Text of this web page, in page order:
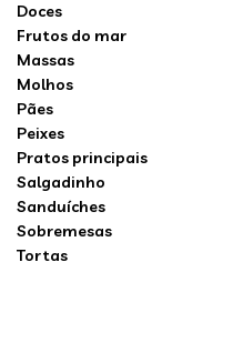
Doces
Frutos do mar
Massas
Molhos
Pães
Peixes
Pratos principais
Salgadinho
Sanduíches
Sobremesas
Tortas